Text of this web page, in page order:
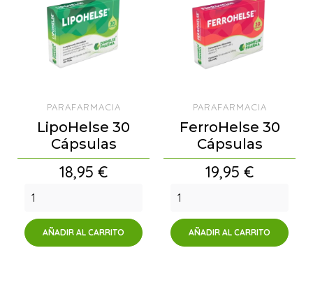
PARAFARMACIA
LipoHelse 30
Cápsulas
Precio
18,95 €
AÑADIR AL CARRITO
PARAFARMACIA
FerroHelse 30
Cápsulas
Precio
19,95 €
AÑADIR AL CARRITO